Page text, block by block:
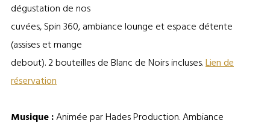
dégustation de nos
cuvées, Spin 360, ambiance lounge et espace détente
(assises et mange
debout). 2 bouteilles de Blanc de Noirs incluses.Lien de
réservation
Musique :Animée par Hades Production. Ambiance